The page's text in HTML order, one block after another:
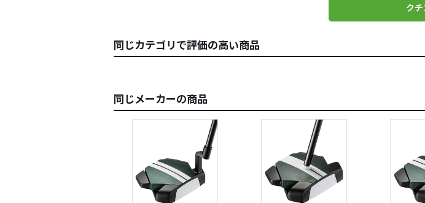
ク
同じカテゴリで評価の高い商品
同じメーカーの商品